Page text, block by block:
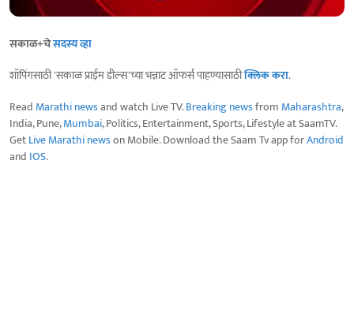
सकाळ+चेसदस्य व्हा
शॉपिंगसाठी 'सकाळ प्राईम डील्स'च्या भन्नाट ऑफर्स पाहण्यासाठीक्लिक करा.
Read Marathi newsand watch Live TV.Breaking newsfrom Maharashtra,
India, Pune,Mumbai, Politics, Entertainment, Sports, Lifestyle at SaamTV.
GetLive Marathi newson Mobile. Download the Saam Tv app forAndroid
and IOS.